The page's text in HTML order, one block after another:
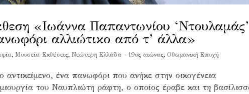
«Ιωάννα Παπαντωνίου
αλλιώτικο από τ’ άλλα»
, Μουσεία-Εκθέσεις, Νεώτερη Ελλάδα - 19ος αιώνας, Οθωμανική Εποχή
ένα πανωφόρι που ανήκε στην οικογένεια
του Ναυπλιώτη ράφτη, ο οποίος έραβε και τη